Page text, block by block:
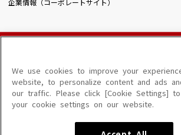
企業情報（コーポレートサイト）
このサイトに掲載されている一切の文章・画像・写真・動画・
問わず、著作権法の定める範囲を超えて無断で複製、転載、フ
禁じます。
楽曲及びコンテンツは、端末や配信状況によりご利用いただけ
楽曲によりMYリスト保存ができない場合があります。
We use cookies to improve your
website, to personalize content and ads
our traffic. Please click [Cookie Settings] to
your cookie settings on our website.